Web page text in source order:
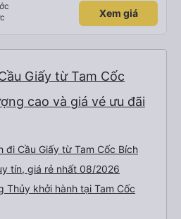
Xem giá
Giấy từ Tam Cốc
cao và giá vé ưu đãi
đi Cầu Giấy từ Tam Cốc Bích
tín, giá rẻ nhất 08/2026
Thủy khởi hành tại Tam Cốc